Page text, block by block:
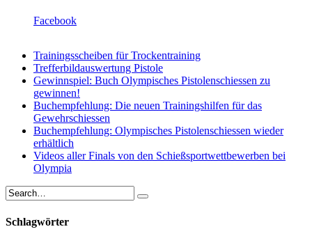
Facebook
Trainingsscheiben für Trockentraining
Trefferbildauswertung Pistole
Gewinnspiel: Buch Olympisches Pistolenschiessen zu
gewinnen!
Buchempfehlung: Die neuen Trainingshilfen für das
Gewehrschiessen
Buchempfehlung: Olympisches Pistolenschiessen wieder
erhältlich
Videos aller Finals von den Schießsportwettbewerben bei
Olympia
Schlagwörter